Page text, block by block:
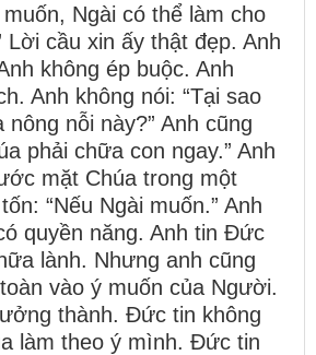
Ngài có thể làm cho
Lời cầu xin ấy thật đẹp. Anh
không ép buộc. Anh
Anh không nói: “Tại sao
nông nỗi này?” Anh cũng
phải chữa con ngay.” Anh
mặt Chúa trong một
“Nếu Ngài muốn.” Anh
quyền năng. Anh tin Đức
lành. Nhưng anh cũng
vào ý muốn của Người.
thành. Đức tin không
làm theo ý mình. Đức tin